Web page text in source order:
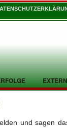
und sagen